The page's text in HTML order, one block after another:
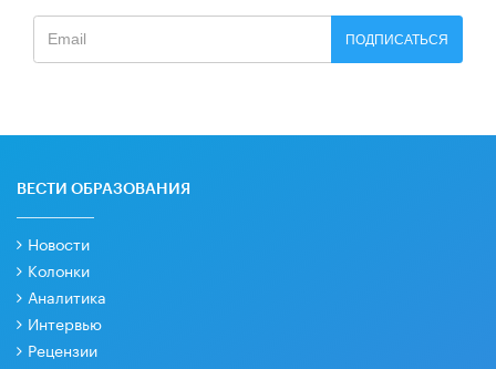
ПОДПИСАТЬСЯ
ВЕСТИ ОБРАЗОВАНИЯ
Новости
Колонки
Аналитика
Интервью
Рецензии